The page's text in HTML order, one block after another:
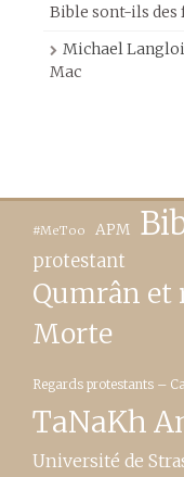
Bible sont-ils des
Michael
Mac
#MeToo APM
protestant
Qumrân et
Morte
Regards protestants –
TaNaKh
Université de